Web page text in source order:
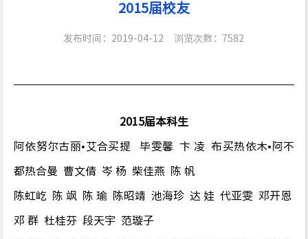
2015届校友
发布时间：2019-04-12 浏览次数： 7582
2015届本科生
阿依努尔古丽•艾合买提 毕雯馨 卞 凌 布买热依木•阿不
都热合曼 曹文倩 岑 杨 柴佳燕 陈 帆
陈虹屹 陈 飒 陈 瑜 陈昭靖 池海珍 达 娃 代亚雯 邓开恩
邓 群 杜桂芬 段天宇 范璇子